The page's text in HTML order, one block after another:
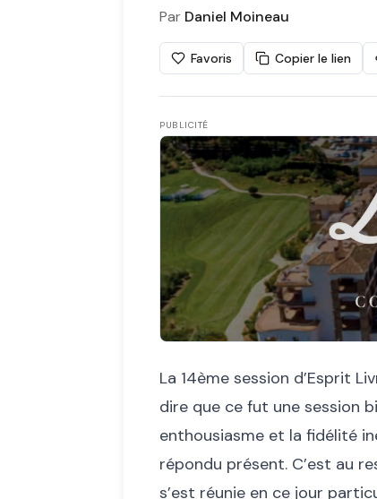
Par Daniel Moineau
Favoris Copier le lien
PUBLICITÉ
La 14ème session d’Esprit
dire que ce fut une session
enthousiasme et la fidélité
répondu présent. C’est au
s’est réunie en ce jour